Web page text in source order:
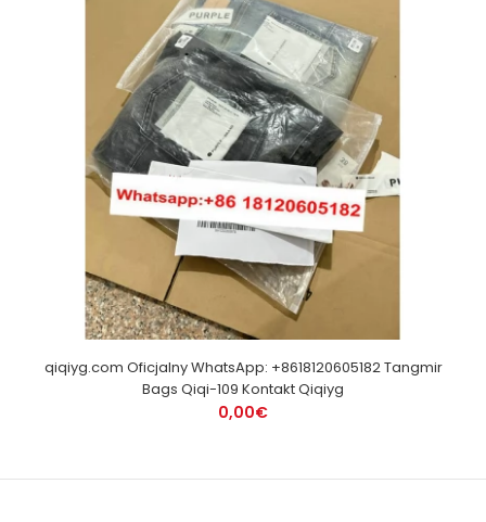
qiqiyg.com Oficjalny WhatsApp: +8618120605182 Tangmir
Bags Qiqi-109 Kontakt Qiqiyg
0,00€